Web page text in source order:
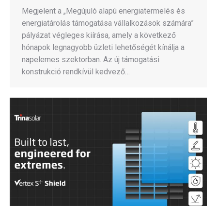
Megjelent a „Megújuló alapú energiatermelés és
energiatárolás támogatása vállalkozások számára”
pályázat végleges kiírása, amely a következő
hónapok legnagyobb üzleti lehetőségét kínálja a
napelemes szektorban. Az új támogatási
konstrukció rendkívül kedvező…